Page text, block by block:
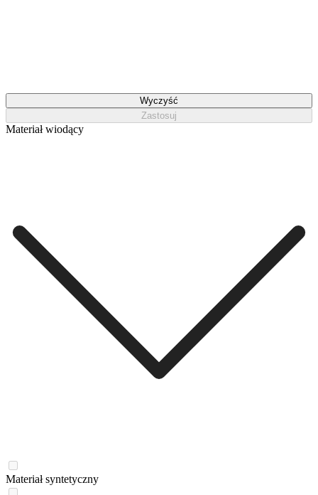
Wyczyść
Zastosuj
Materiał wiodący
Materiał syntetyczny